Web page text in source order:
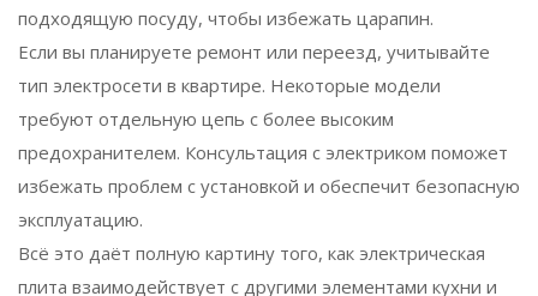
подходящую посуду, чтобы избежать царапин.
Если вы планируете ремонт или переезд, учитывайте
тип электросети в квартире. Некоторые модели
требуют отдельную цепь с более высоким
предохранителем. Консультация с электриком поможет
избежать проблем с установкой и обеспечит безопасную
эксплуатацию.
Всё это даёт полную картину того, как электрическая
плита взаимодействует с другими элементами кухни и